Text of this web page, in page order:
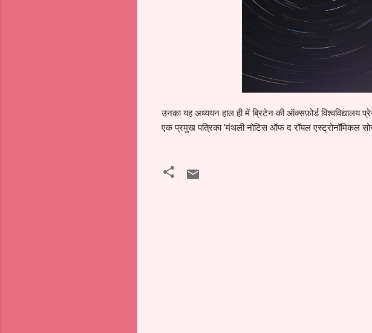
उनका यह अध्ययन हाल ही में ब्रिटेन की ऑक्सफ़ोर्ड विश्वविद्यालय
एक प्रमुख पत्रिका 'मंथली नोटिस ऑफ द रॉयल एस्ट्रोनॉमिकल